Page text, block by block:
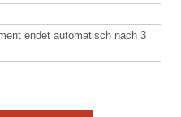
endet automatisch nach 3